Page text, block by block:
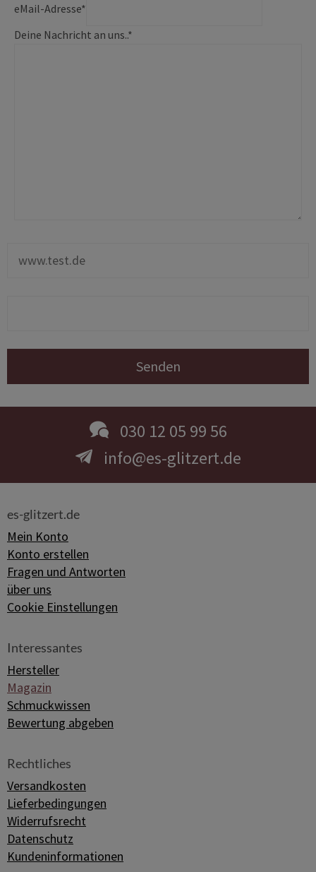
eMail-Adresse*
Deine Nachricht an uns..*
Senden
030 12 05 99 56
info@es-glitzert.de
es-glitzert.de
Mein Konto
Konto erstellen
Fragen und Antworten
über uns
Cookie Einstellungen
Interessantes
Hersteller
Magazin
Schmuckwissen
Bewertung abgeben
Rechtliches
Versandkosten
Lieferbedingungen
Widerrufsrecht
Datenschutz
Kundeninformationen